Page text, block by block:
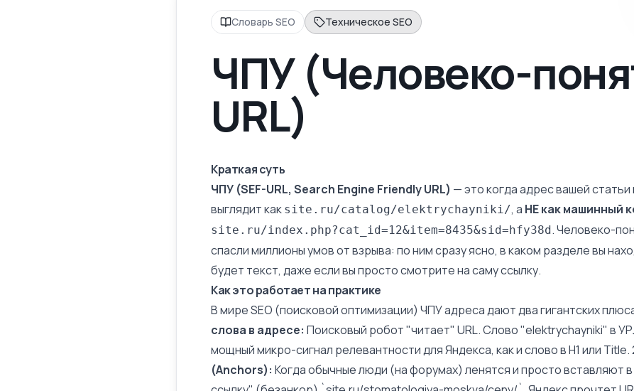
Словарь SEO Техническое SEO
ЧПУ (Человеко-
URL)
Краткая суть
ЧПУ (SEF-URL, Search Engine Friendly URL) — это когда адрес вашей статьи
выглядит как site.ru/catalog/elektrychayniki/, а НЕ как машинный
site.ru/index.php?cat_id=12&item=8435&sid=hfy38d. Человеко-
спасли миллионы умов от взрыва: по ним сразу ясно, в каком разделе вы
будет текст, даже если вы просто смотрите на саму ссылку.
Как это работает на практике
В мире SEO (поисковой оптимизации) ЧПУ адреса дают два гигантских
слова в адресе: Поисковый робот "читает" URL. Слово "elektrychayniki" в
мощный микро-сигнал релевантности для Яндекса, как и слово в H1 или Title.
(Anchors): Когда обычные люди (на форумах) ленятся и просто вставляют